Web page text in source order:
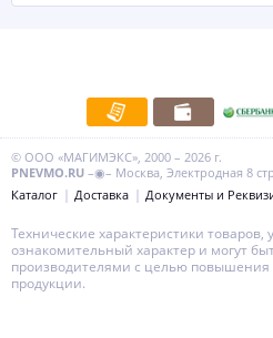
© ООО «МАГИМЭКС», 2000 – 2026 г.
PNEVMO.RU –◉– Москва, Электродная 8
Каталог
Доставка Документы и
Технические характеристики товаров,
ознакомительный характер и могут
производителями с целью повышения
продукции.